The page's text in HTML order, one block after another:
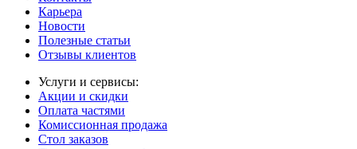
Карьера
Новости
Полезные статьи
Отзывы клиентов
Услуги и сервисы:
Акции и скидки
Оплата частями
Комиссионная продажа
Стол заказов